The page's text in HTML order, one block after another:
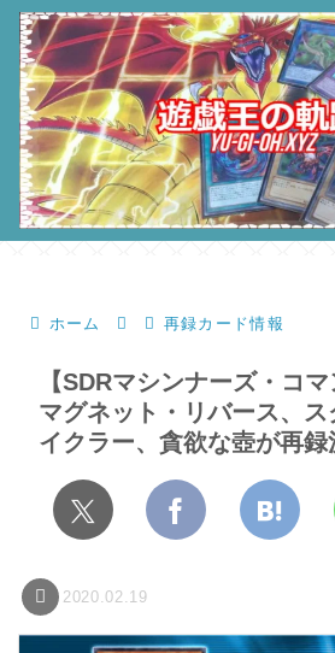
ホーム 再録カード情報
【SDRマシンナーズ・コマ
マグネット・リバース、
イクラー、貪欲な壺が再録
2020.02.19